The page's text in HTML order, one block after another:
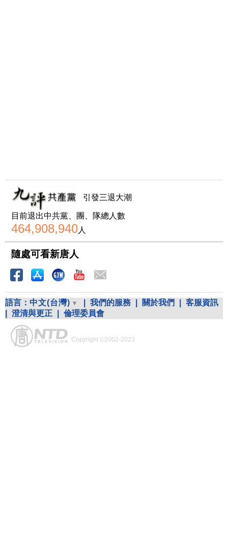
引發三退大潮
目前退出中共黨、團、隊總人數
464,908,940人
隨處可看新唐人
語言： 中文(台灣) 我們的服務 關於我們
客服資訊
澄清與更正 倫理委員會
Copyright ©2002-2023